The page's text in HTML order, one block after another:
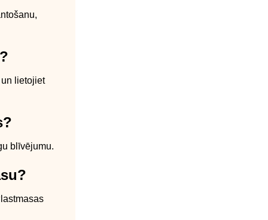
lietojiet
blīvējumu.